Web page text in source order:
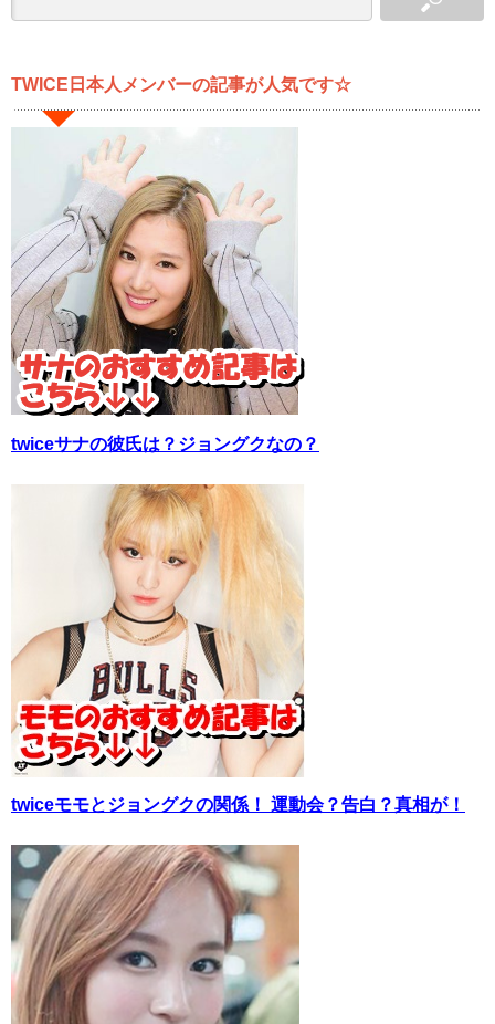
TWICE日本人メンバーの記事が人気です☆
twiceサナの彼氏は？ジョングクなの？
twiceモモとジョングクの関係！ 運動会？告白？真相が！